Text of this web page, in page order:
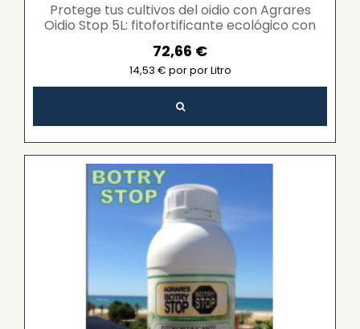
Protege tus cultivos del oidio con Agrares
Oidio Stop 5L: fitofortificante ecológico con
ozono...
72,66 €
14,53 € por por Litro